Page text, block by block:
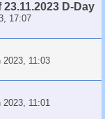
D-Day
17:07
2023, 11:03
2023, 11:01